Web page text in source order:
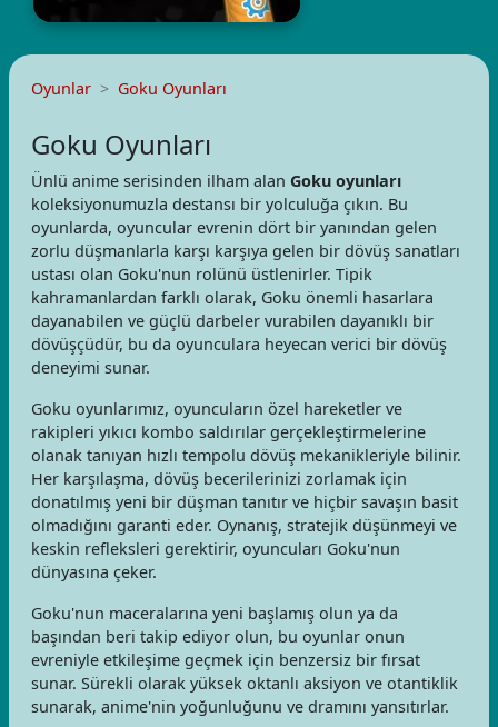
Oyunlar Goku Oyunları
Goku Oyunları
Ünlü anime serisinden ilham alan Goku oyunları
koleksiyonumuzla destansı bir yolculuğa çıkın. Bu
oyunlarda, oyuncular evrenin dört bir yanından gelen
zorlu düşmanlarla karşı karşıya gelen bir dövüş sanatları
ustası olan Goku'nun rolünü üstlenirler. Tipik
kahramanlardan farklı olarak, Goku önemli hasarlara
dayanabilen ve güçlü darbeler vurabilen dayanıklı bir
dövüşçüdür, bu da oyunculara heyecan verici bir dövüş
deneyimi sunar.
Goku oyunlarımız, oyuncuların özel hareketler ve
rakipleri yıkıcı kombo saldırılar gerçekleştirmelerine
olanak tanıyan hızlı tempolu dövüş mekanikleriyle bilinir.
Her karşılaşma, dövüş becerilerinizi zorlamak için
donatılmış yeni bir düşman tanıtır ve hiçbir savaşın basit
olmadığını garanti eder. Oynanış, stratejik düşünmeyi ve
keskin refleksleri gerektirir, oyuncuları Goku'nun
dünyasına çeker.
Goku'nun maceralarına yeni başlamış olun ya da
başından beri takip ediyor olun, bu oyunlar onun
evreniyle etkileşime geçmek için benzersiz bir fırsat
sunar. Sürekli olarak yüksek oktanlı aksiyon ve otantiklik
sunarak, anime'nin yoğunluğunu ve dramını yansıtırlar.